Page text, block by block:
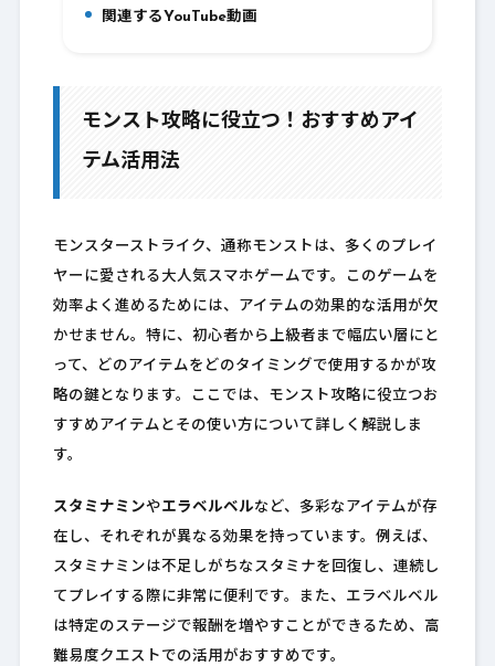
6.関連するYouTube動画
モンスト攻略に役立つ！おすすめアイ
テム活用法
モンスターストライク、通称モンストは、多くのプレイ
ヤーに愛される大人気スマホゲームです。このゲームを
効率よく進めるためには、アイテムの効果的な活用が欠
かせません。特に、初心者から上級者まで幅広い層にと
って、どのアイテムをどのタイミングで使用するかが攻
略の鍵となります。ここでは、モンスト攻略に役立つお
すすめアイテムとその使い方について詳しく解説しま
す。
スタミナミンやエラベルベルなど、多彩なアイテムが存
在し、それぞれが異なる効果を持っています。例えば、
スタミナミンは不足しがちなスタミナを回復し、連続し
てプレイする際に非常に便利です。また、エラベルベル
は特定のステージで報酬を増やすことができるため、高
難易度クエストでの活用がおすすめです。